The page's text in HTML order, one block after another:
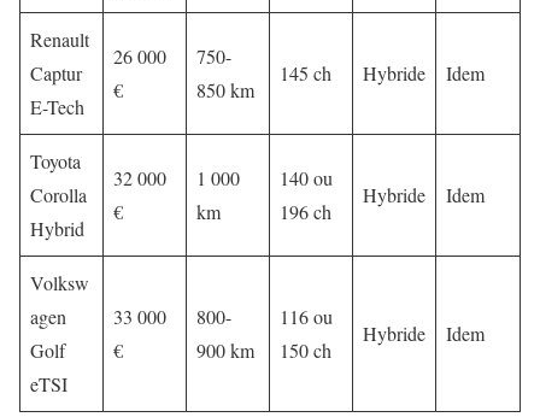
Renault
Captur
E-Tech
26 000
€
750-
850 km
145 ch Hybride Idem
Toyota
Corolla
Hybrid
32 000
€
1 000
km
140 ou
196 ch
Hybride Idem
Volksw
agen
Golf
eTSI
33 000
€
800-
900 km
116 ou
150 ch
Hybride Idem